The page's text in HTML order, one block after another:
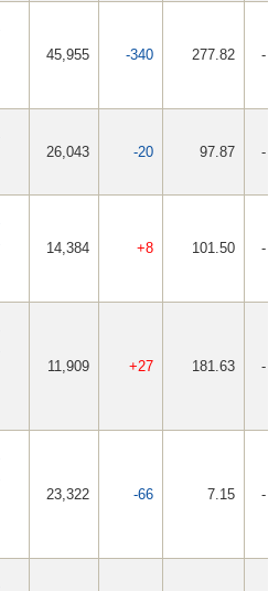
45,955 -340 277.82 -
26,043 -20 97.87 -
14,384 +8 101.50 -
11,909 +27 181.63 -
23,322 -66 7.15 -